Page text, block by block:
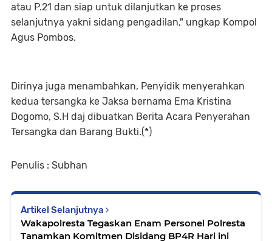
atau P.21 dan siap untuk dilanjutkan ke proses
selanjutnya yakni sidang pengadilan," ungkap Kompol
Agus Pombos.
Dirinya juga menambahkan, Penyidik menyerahkan
kedua tersangka ke Jaksa bernama Ema Kristina
Dogomo, S.H daj dibuatkan Berita Acara Penyerahan
Tersangka dan Barang Bukti.(*)
Penulis : Subhan
Artikel Selanjutnya
Wakapolresta Tegaskan Enam Personel Polresta
Tanamkan Komitmen Disidang BP4R Hari ini